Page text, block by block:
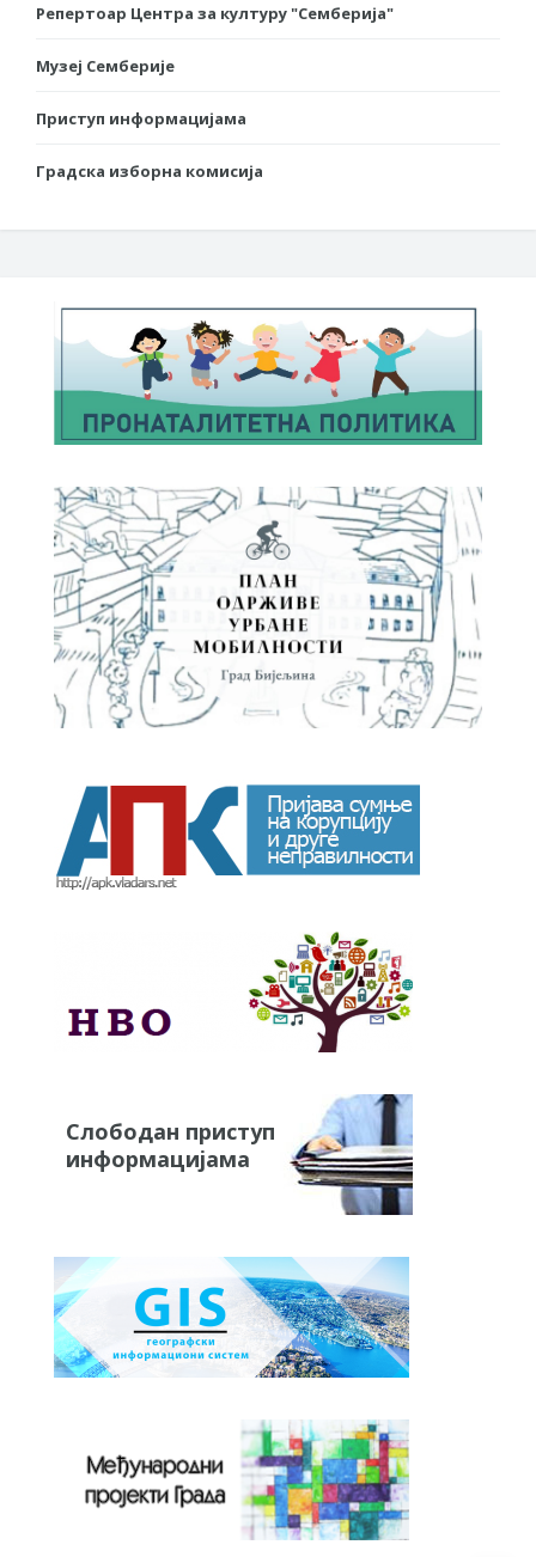
Репертоар Центра за културу "Семберија"
Музеј Семберије
Приступ информацијама
Градска изборна комисија
Слободан приступ
информацијама